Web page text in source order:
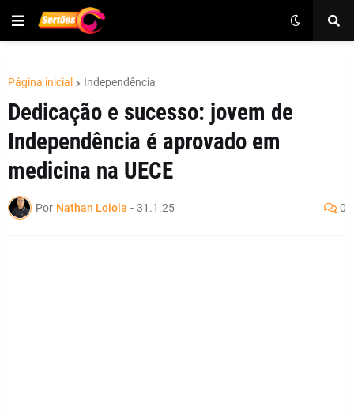
Página inicial Independência
Dedicação e sucesso: jovem de
Independência é aprovado em
medicina na UECE
Por Nathan Loiola - 31.1.25 0